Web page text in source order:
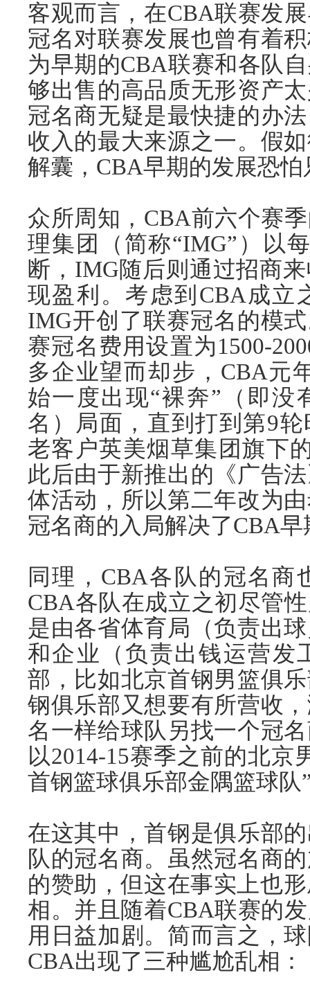
客观而言，在CBA联赛发
冠名对联赛发展也曾有着
为早期的CBA联赛和各队
够出售的高品质无形资产
冠名商无疑是最快捷的办
收入的最大来源之一。假
解囊，CBA早期的发展恐
众所周知，CBA前六个赛
理集团（简称“IMG”）以
断，IMG随后则通过招商
现盈利。考虑到CBA成立
IMG开创了联赛冠名的模
赛冠名费用设置为1500-
多企业望而却步，CBA元
始一度出现“裸奔”（即没
名）局面，直到打到第9
老客户英美烟草集团旗下
此后由于新推出的《广告
体活动，所以第二年改为
冠名商的入局解决了CBA
同理，CBA各队的冠名商
CBA各队在成立之初尽管
是由各省体育局（负责出
和企业（负责出钱运营发
部，比如北京首钢男篮俱
钢俱乐部又想要有所营收
名一样给球队另找一个冠
以2014-15赛季之前的北京
首钢篮球俱乐部金隅篮球队
在这其中，首钢是俱乐部
队的冠名商。虽然冠名商
的赞助，但这在事实上也
相。并且随着CBA联赛的
用日益加剧。简而言之，
CBA出现了三种尴尬乱相：